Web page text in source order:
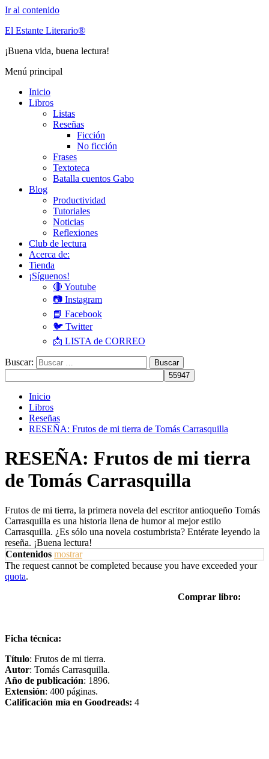
Ir al contenido
El Estante Literario®
¡Buena vida, buena lectura!
Menú principal
Inicio
Libros
Listas
Reseñas
Ficción
No ficción
Frases
Textoteca
Batalla cuentos Gabo
Blog
Productividad
Tutoriales
Noticias
Reflexiones
Club de lectura
Acerca de:
Tienda
¡Síguenos!
🔴 Youtube
📷 Instagram
📘 Facebook
🐦 Twitter
📩 LISTA de CORREO
Buscar:
Inicio
Libros
Reseñas
RESEÑA: Frutos de mi tierra de Tomás Carrasquilla
RESEÑA: Frutos de mi tierra
de Tomás Carrasquilla
Frutos de mi tierra, la primera novela del escritor antioqueño Tomás
Carrasquilla es una historia llena de humor al mejor estilo
Carrasquilla. ¿Es sólo una novela costumbrista? Entérate leyendo la
reseña. ¡Buena lectura!
Contenidos mostrar
The request cannot be completed because you have exceeded your
quota.
Ficha técnica:
Título: Frutos de mi tierra.
Autor: Tomás Carrasquilla.
Año de publicación: 1896.
Extensión: 400 páginas.
Calificación mía en Goodreads: 4
Comprar libro: